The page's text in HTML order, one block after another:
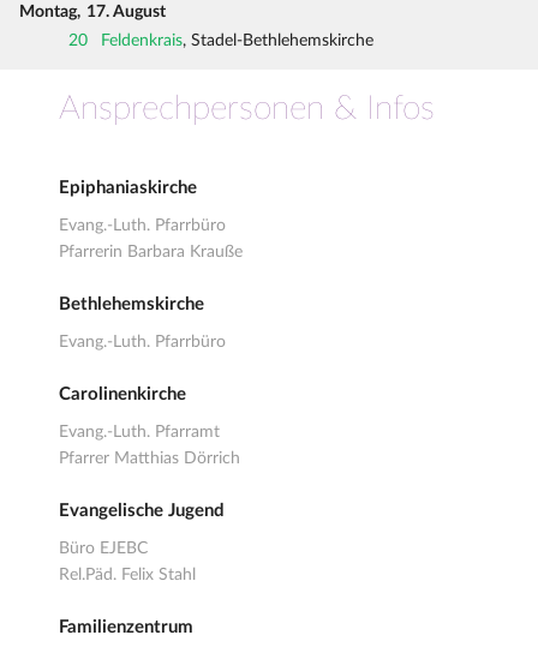
Montag, 17. August
20
Feldenkrais, Stadel-Bethlehemskirche
Ansprechpersonen & Infos
Epiphaniaskirche
Evang.-Luth. Pfarrbüro
Pfarrerin Barbara Krauße
Bethlehemskirche
Evang.-Luth. Pfarrbüro
Carolinenkirche
Evang.-Luth. Pfarramt
Pfarrer Matthias Dörrich
Evangelische Jugend
Büro EJEBC
Rel.Päd. Felix Stahl
Familienzentrum